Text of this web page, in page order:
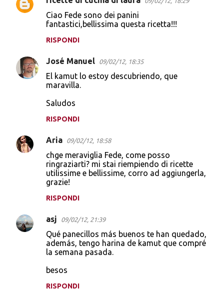
Ciao Fede sono dei panini
fantastici,bellissima questa ricetta!!!
RISPONDI
José Manuel 09/02/12, 18:35
El kamut lo estoy descubriendo, que
maravilla.
Saludos
RISPONDI
Aria 09/02/12, 18:58
chge meraviglia Fede, come posso
ringraziarti? mi stai riempiendo di ricette
utilissime e bellissime, corro ad aggiungerla,
grazie!
RISPONDI
asj 09/02/12, 21:39
Qué panecillos más buenos te han quedado,
además, tengo harina de kamut que compré
la semana pasada.
besos
RISPONDI